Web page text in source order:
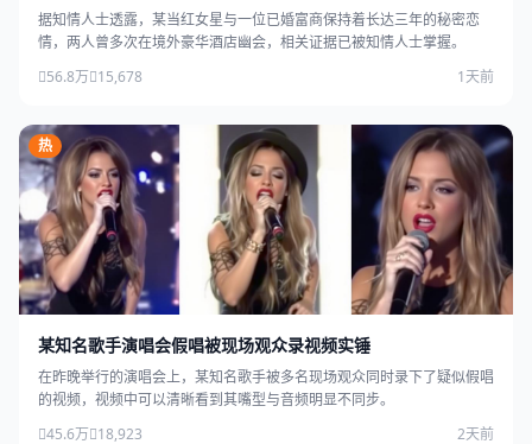
据知情人士透露，某当红女星与一位已婚富商保持着长达三年的秘密恋
情，两人曾多次在境外豪华酒店幽会，相关证据已被知情人士掌握。
56.8万 15,678 1天前
热
某知名歌手演唱会假唱被现场观众录视频实锤
在昨晚举行的演唱会上，某知名歌手被多名现场观众同时录下了疑似假唱
的视频，视频中可以清晰看到其嘴型与音频明显不同步。
45.6万 18,923 2天前